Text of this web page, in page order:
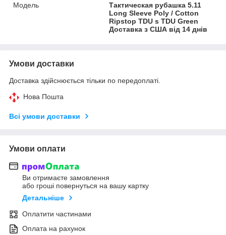
Мoдель
Тактическая рубашка 5.11
Long Sleeve Poly / Cotton
Ripstop TDU s TDU Green
Доставка з США від 14 днів
Умови доставки
Доставка здійснюється тільки по передоплаті.
Нова Пошта
Всі умови доставки
Умови оплати
Ви отримаєте замовлення
або гроші повернуться на вашу картку
Детальніше
Оплатити частинами
Оплата на рахунок